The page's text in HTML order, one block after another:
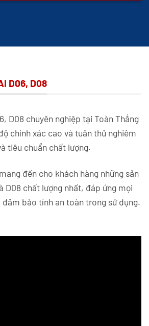
D06, D08
D08 chuyên nghiệp tại Toàn Thắng
chính xác cao và tuân thủ nghiêm
tiêu chuẩn chất lượng.
đến cho khách hàng những sản
D08 chất lượng nhất, đáp ứng mọi
bảo tính an toàn trong sử dụng.